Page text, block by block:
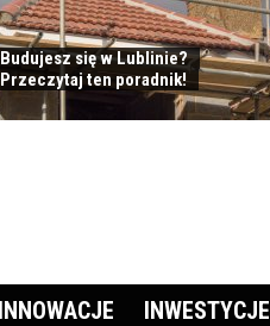
Budujesz się w Lublinie?
Przeczytaj ten poradnik!
INNOWACJE INWESTYCJE